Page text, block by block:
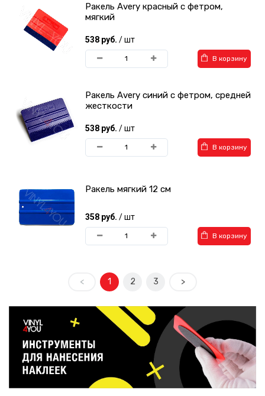
Ракель Avery красный с фетром,
мягкий
538 руб. / шт
В корзину
Ракель Avery синий с фетром, средней
жесткости
538 руб. / шт
В корзину
Ракель мягкий 12 см
358 руб. / шт
В корзину
< 1 2 3 >